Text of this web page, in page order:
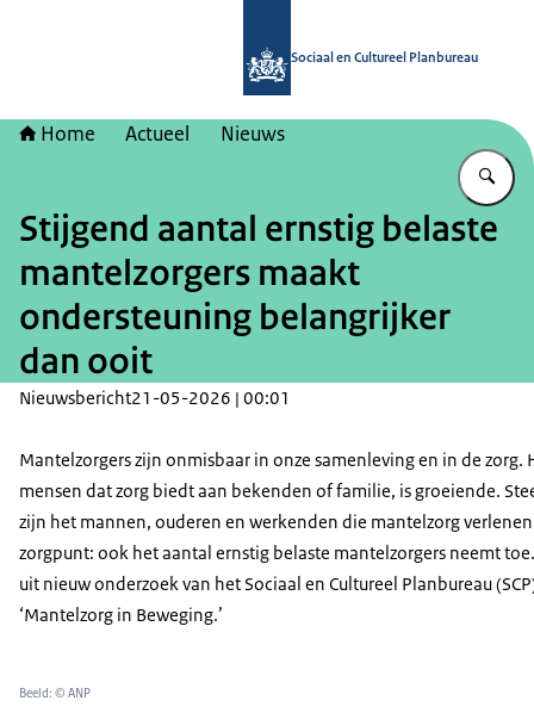
Sociaal en Cultureel Planbureau
Home Actueel Nieuws
Stijgend aantal ernstig belaste
mantelzorgers maakt
ondersteuning belangrijker
dan ooit
Nieuwsbericht21-05-2026 | 00:01
Mantelzorgers zijn onmisbaar in onze samenleving en in de zorg.
mensen dat zorg biedt aan bekenden of familie, is groeiende.
zijn het mannen, ouderen en werkenden die mantelzorg
zorgpunt: ook het aantal ernstig belaste mantelzorgers neemt
uit nieuw onderzoek van het Sociaal en Cultureel Planbureau
‘Mantelzorg in Beweging.’
Beeld: © ANP